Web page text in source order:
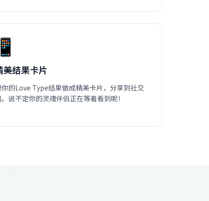
📱
美结果卡片
的Love Type结果做成精美卡片，分享到社交
说不定你的灵魂伴侣正在等着看到呢！